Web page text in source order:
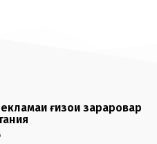
ғизои зараровар